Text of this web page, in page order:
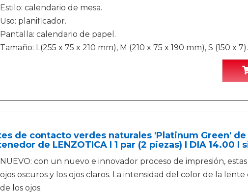
Estilo: calendario de mesa.
Uso: planificador.
Pantalla: calendario de papel.
Tamaño: L(255 x 75 x 210 mm), M (210 x 75 x 190 mm), S (150 x 7).
de contacto verdes naturales 'Platinum Green'
de LENZOTICA I 1 par (2 piezas) I DIA 14.00
NUEVO: con un nuevo e innovador proceso de impresión,
ojos oscuros y los ojos claros. La intensidad del color de la
de los ojos.